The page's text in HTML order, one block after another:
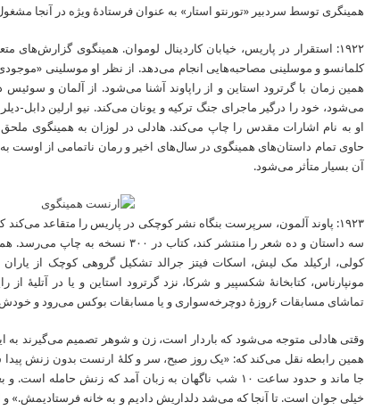
همینگری توسط سردبیر «تورنتو استار» به عنوان فرستادۀ ویژه در آنجا
۱۹۲۲: استقرار در پاریس، خیابان کاردینال لوموان. همینگوی
کلمانسو و موسلینی مصاحبه‌هایی انجام می‌دهد. از نظر او موسلینی‌
همین زمان با گرترود استاین و از راپاوند آشنا می‌شود. از آلمان و سوئیس
می‌شود، خود را درگیر ماجرای‌ جنگ ترکیه و یونان می‌کند. نیو ارلین دابل-
او به نام‌ اشارات مقدس را چاپ می‌کند. هادلی در لوزان به همینگوی
حاوی تمام داستان‌‌‌‌‌‌‌‌‌‌‌‌های همینگوی در سال‌‌‌‌‌‌‌‌‌‌‌‌های اخیر و رمان ناتمامی از اوست
آن بسیار متأثر می‌شود.
۱۹۲۳: پاوند آلمون، سرپرست بنگاه نشر کوچکی در پاریس را متقاعد
سه داستان و ده شعر را منتشر ‌کند، کتاب
کولی، ارکیلد مک لیش، اسکات فیتز جرالد تشکیل گروهی‌ کوچک از
مونپارناس، کتابخانۀ شکسپیر و شرکا، نزد گرترود استاین و یا در آتلیۀ
تماشای مسابقات ۶روزۀ دوچرخه‌سواری و یا مسابقات بوکس می‌رود و خودش هم هفته‌ای چند بار به تمرین می‌پردازد.
وقتی‌ هادلی متوجه می‌شود که باردار است، زن و شوهر تصمیم می‌گیرند به
همین رابطه نقل می‌‌‌‌‌‌‌‌‌‌‌‌کند که: «یک روز صبح، سر و کلۀ ارنست بدون زنش پیدا
جا ماند و حدود ساعت ۱۰ شب ناگهان به زبان آمد که زنش
خیلی جوان است. تا آنجا که می‌شد دلداریش دادیم و به‌ خانه فرستادیمش.»